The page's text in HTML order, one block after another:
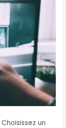
Choisissez un